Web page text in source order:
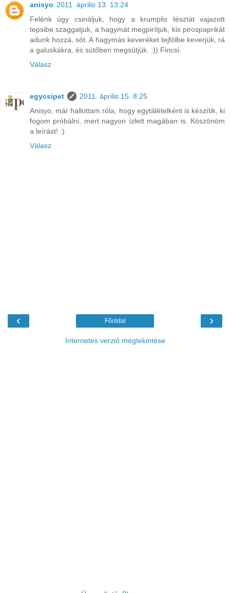
anisyo 2011. április 13. 13:24
Felénk úgy csináljuk, hogy a krumplis tésztát vajazott
tepsibe szaggatjuk, a hagymát megpirítjuk, kis pirospaprikát
adunk hozzá, sót. A hagymás keveréket tejfölbe keverjük, rá
a galuskákra, és sütőben megsütjük. :)) Fincsi.
Válasz
egycsipet
2011. április 15. 8:25
Anisyo, már hallottam róla, hogy egytálételként is készítik, ki
fogom próbálni, mert nagyon ízlett magában is. Köszönöm
a leírást! :)
Válasz
‹ ›
Főoldal
Internetes verzió megtekintése